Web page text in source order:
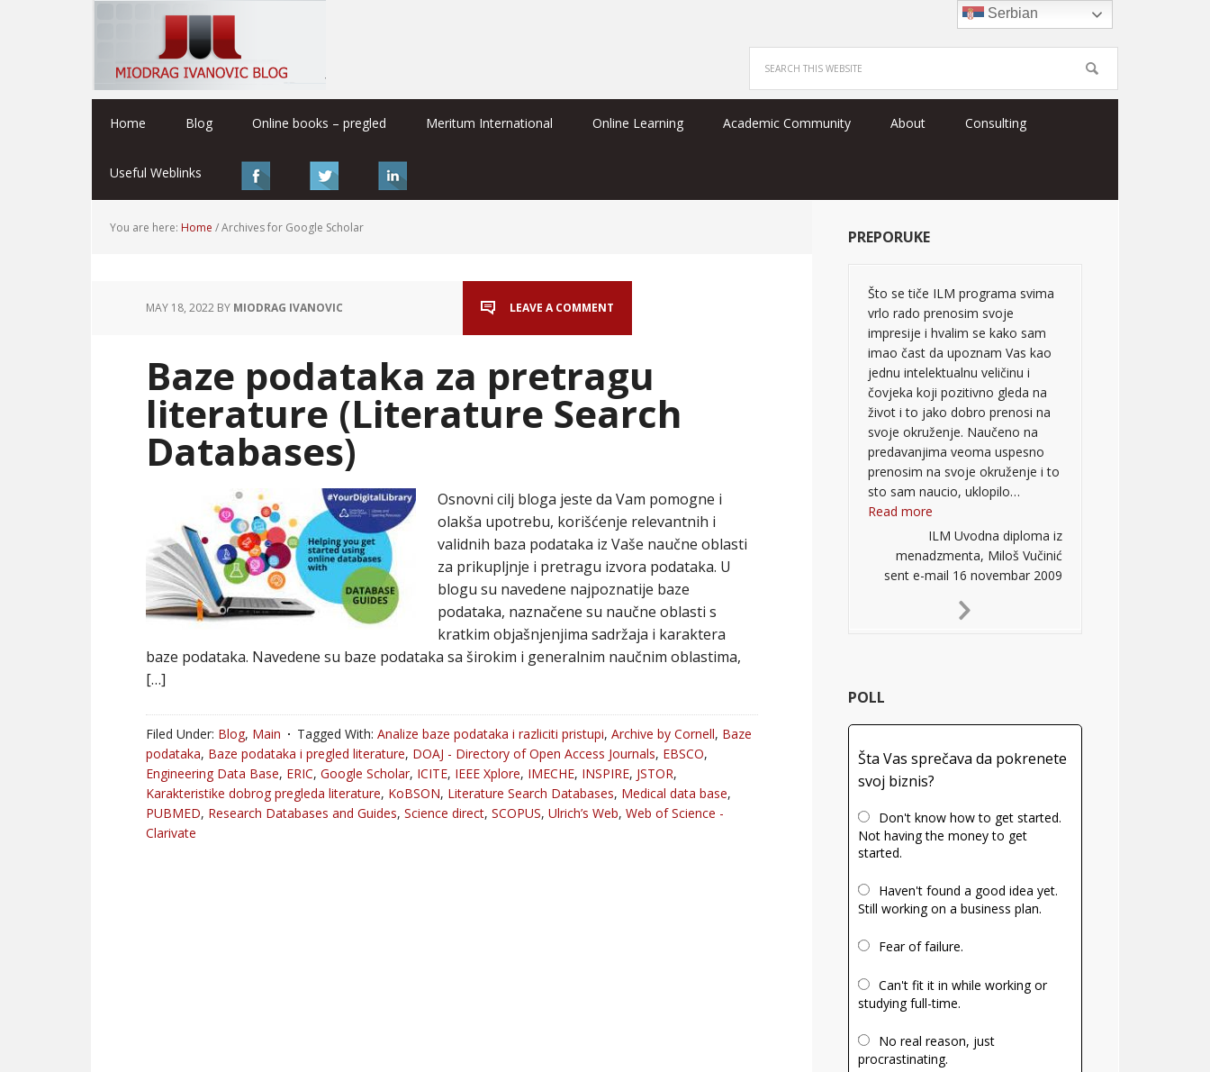
Home Blog Online books – pregled Meritum International Online Learning Academic Community About Consulting
Useful Weblinks
You are here: Home /Archives for Google Scholar
MAY 18, 2022 BY MIODRAG IVANOVIC LEAVE A COMMENT
Baze podataka za pretragu
literature (Literature Search
Databases)
Osnovni cilj bloga jeste da Vam pomogne i
olakša upotrebu, korišćenje relevantnih i
validnih baza podataka iz Vaše naučne oblasti
za prikupljnje i pretragu izvora podataka. U
blogu su navedene najpoznatije baze
podataka, naznačene su naučne oblasti s
kratkim objašnjenjima sadržaja i karaktera
baze podataka. Navedene su baze podataka sa širokim i generalnim naučnim oblastima,
[…]
Filed Under: Blog, Main Tagged With: Analize baze podataka i razliciti pristupi, Archive by Cornell, Baze
podataka, Baze podataka i pregled literature, DOAJ - Directory of Open Access Journals, EBSCO,
Engineering Data Base, ERIC, Google Scholar, ICITE, IEEE Xplore, IMECHE, INSPIRE, JSTOR,
Karakteristike dobrog pregleda literature, KoBSON, Literature Search Databases, Medical data base,
PUBMED, Research Databases and Guides, Science direct, SCOPUS, Ulrich’s Web, Web of Science -
Clarivate
PREPORUKE
Što se tiče ILM programa svima
vrlo rado prenosim svoje
impresije i hvalim se kako sam
imao čast da upoznam Vas kao
jednu intelektualnu veličinu i
čovjeka koji pozitivno gleda na
život i to jako dobro prenosi na
svoje okruženje. Naučeno na
predavanjima veoma uspesno
prenosim na svoje okruženje i to
sto sam naucio, uklopilo…
Read more
ILM Uvodna diploma iz
menadzmenta, Miloš Vučinić
sent e-mail 16 novembar 2009
Next
POLL
Šta Vas sprečava da pokrenete
svoj biznis?
Don't know how to get started.
Not having the money to get
started.
Haven't found a good idea yet.
Still working on a business plan.
Fear of failure.
Can't fit it in while working or
studying full-time.
No real reason, just
procrastinating.
Serbian